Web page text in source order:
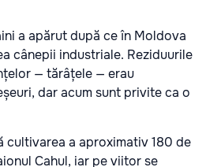
a apărut după ce în Moldova
cânepii industriale. Reziduurile
— tărâțele — erau
dar acum sunt privite ca o
cultivarea a aproximativ 180 de
Cahul, iar pe viitor se